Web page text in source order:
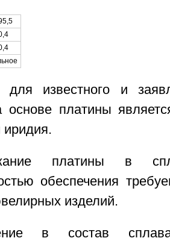
известного и
основе платины
иридия.
платины в
обеспечения
изделий.
в состав сплава